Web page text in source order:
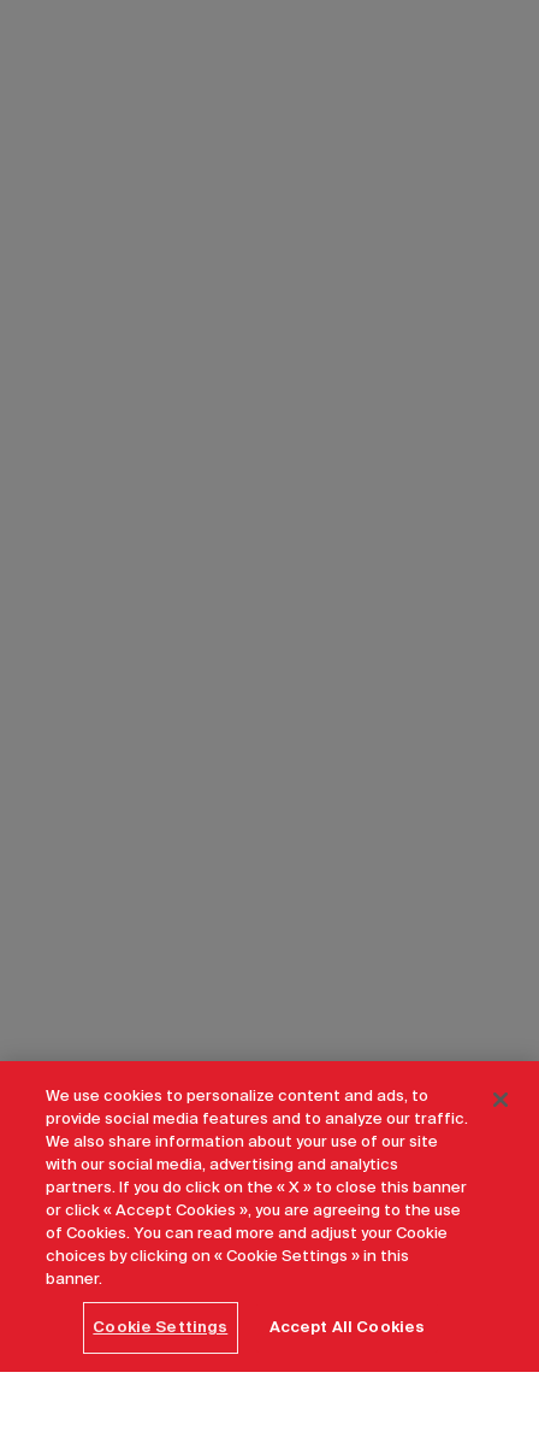
We use cookies to personalize content and ads, to
provide social media features and to analyze our traffic.
We also share information about your use of our site
with our social media, advertising and analytics
partners. If you do click on the « X » to close this banner
or click « Accept Cookies », you are agreeing to the use
of Cookies. You can read more and adjust your Cookie
choices by clicking on « Cookie Settings » in this
banner.
Cookie Settings Accept All Cookies